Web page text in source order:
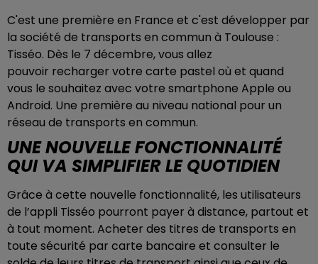
C'est une première en France et c'est développer par
la société de transports en commun à Toulouse :
Tisséo. Dès le 7 décembre, vous allez
pouvoir recharger votre carte pastel où et quand
vous le souhaitez avec votre smartphone Apple ou
Android. Une première au niveau national pour un
réseau de transports en commun.
UNE NOUVELLE FONCTIONNALITÉ
QUI VA SIMPLIFIER LE QUOTIDIEN
Grâce à cette nouvelle fonctionnalité, les utilisateurs
de l’appli Tisséo pourront payer à distance, partout et
à tout moment. Acheter des titres de transports en
toute sécurité par carte bancaire et consulter le